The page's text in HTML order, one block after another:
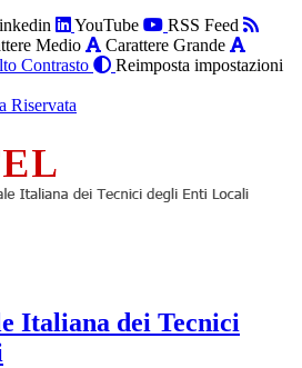
YouTube
RSS Feed
Medio
Carattere Grande
Contrasto
Reimposta impostazioni
Riservata
Italiana dei Tecnici